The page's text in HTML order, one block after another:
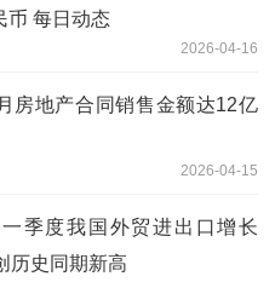
币 每日动态
2026-04-16
房地产合同销售金额达12亿
2026-04-15
季度我国外贸进出口增长
历史同期新高